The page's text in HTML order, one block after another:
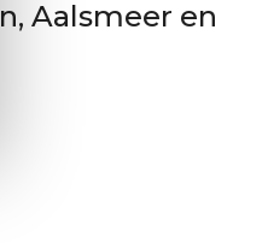
, Aalsmeer en